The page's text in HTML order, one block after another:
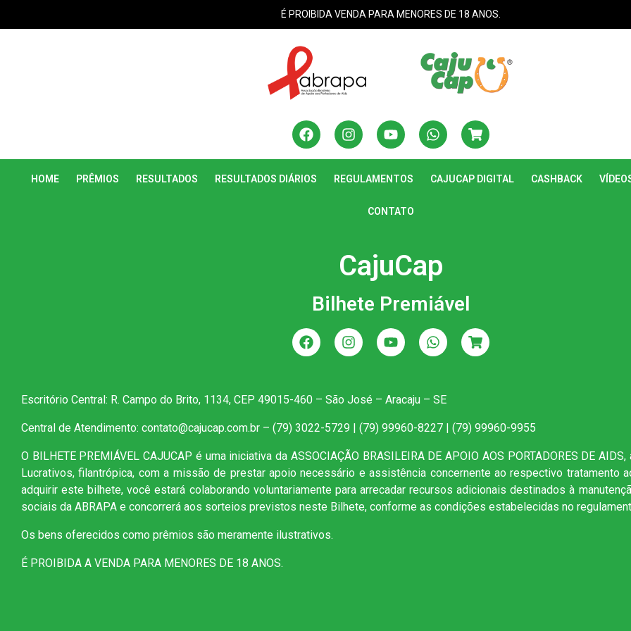
É PROIBIDA VENDA PARA MENORES DE 18 ANOS.
HOME PRÊMIOS RESULTADOS RESULTADOS DIÁRIOS REGULAMENTOS CAJUCAP DIGITAL CASHBACK
CONTATO
CajuCap
Bilhete Premiável
Escritório Central: R. Campo do Brito, 1134, CEP 49015-460 – São José – Aracaju – SE
Central de Atendimento: contato@cajucap.com.br – (79) 3022-5729 | (79) 99960-8227 | (79) 99960-9955
O BILHETE PREMIÁVEL CAJUCAP é uma iniciativa da ASSOCIAÇÃO BRASILEIRA DE APOIO AOS PORTADORES DE
Lucrativos, filantrópica, com a missão de prestar apoio necessário e assistência concernente ao respectivo tratamento
adquirir este bilhete, você estará colaborando voluntariamente para arrecadar recursos adicionais destinados à
sociais da ABRAPA e concorrerá aos sorteios previstos neste Bilhete, conforme as condições estabelecidas no
Os bens oferecidos como prêmios são meramente ilustrativos.
É PROIBIDA A VENDA PARA MENORES DE 18 ANOS.